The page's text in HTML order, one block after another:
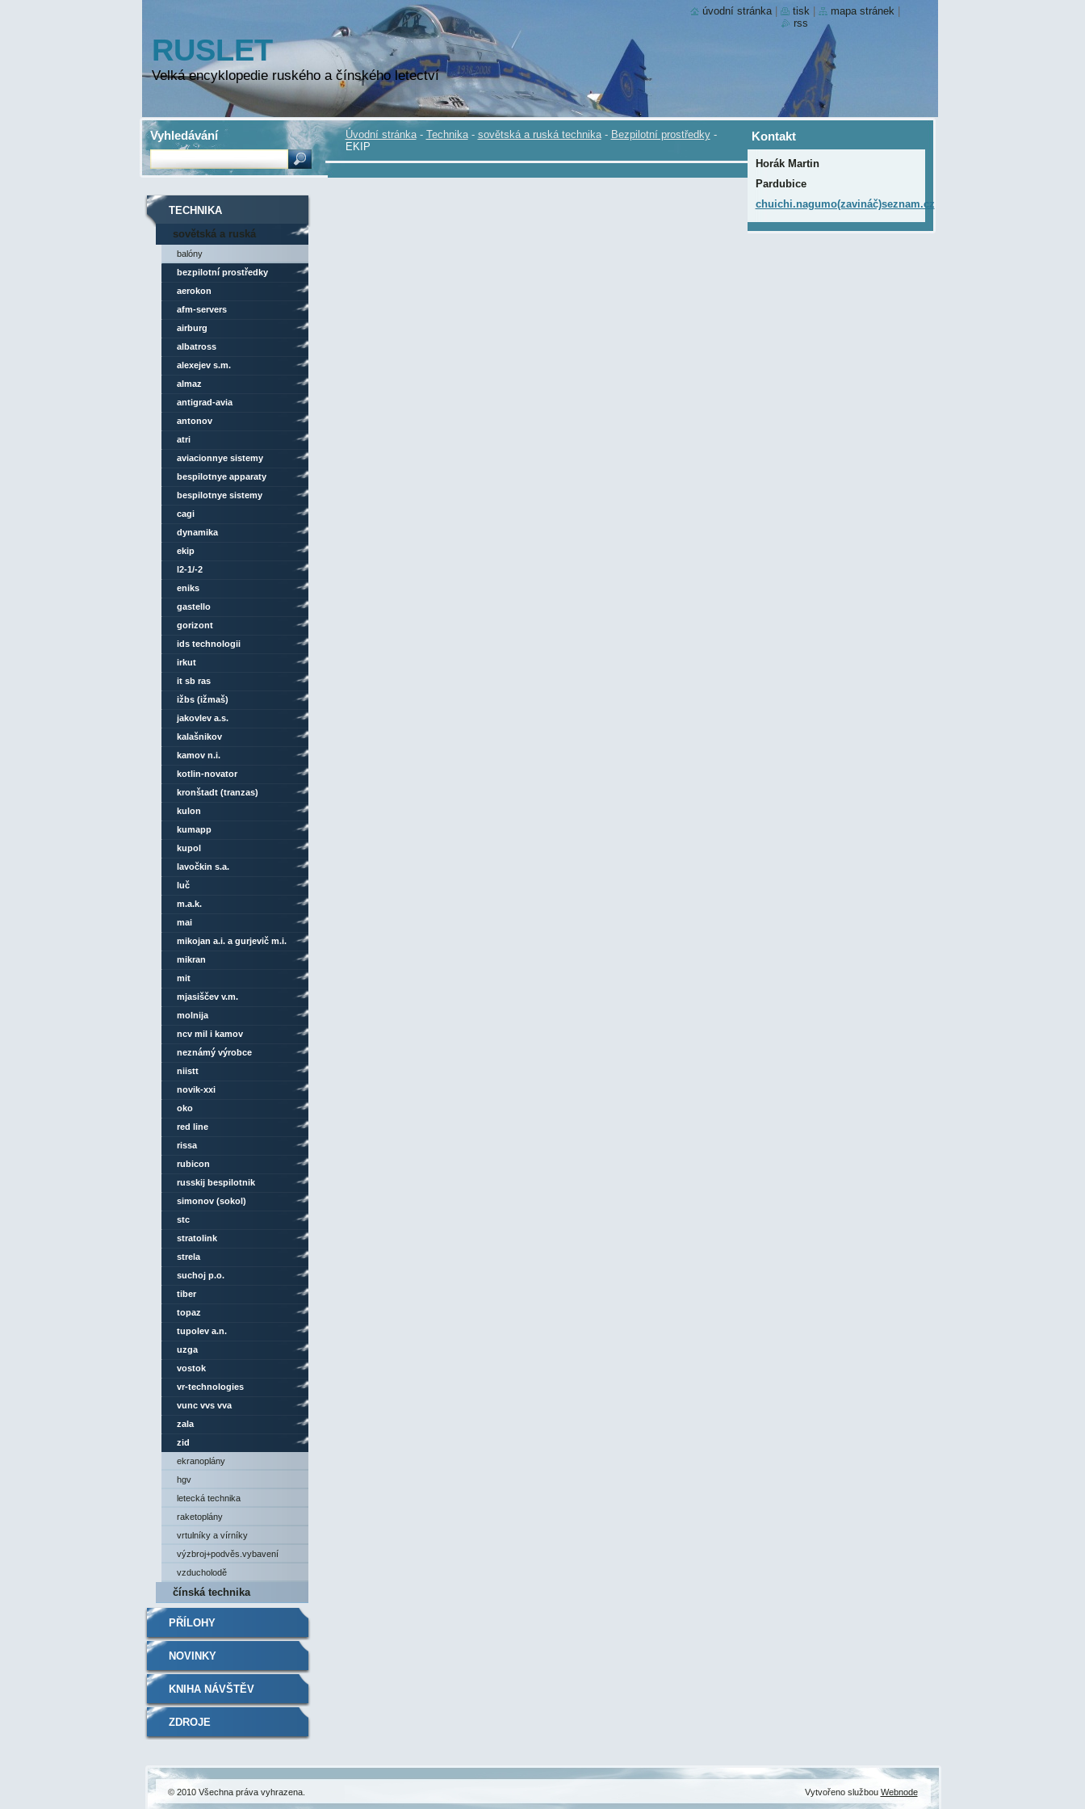
RUSLET
Velká encyklopedie ruského a čínského letectví
Úvodní stránka - Technika - sovětská a ruská technika - Bezpilotní prostředky -
EKIP
TECHNIKA
sovětská a ruská
technika
balóny
bezpilotní prostředky
aerokon
afm-servers
airburg
albatross
alexejev s.m.
almaz
antigrad-avia
antonov
atri
aviacionnye sistemy
bespilotnye apparaty
bespilotnye sistemy
cagi
dynamika
ekip
l2-1/-2
eniks
gastello
gorizont
ids technologii
irkut
it sb ras
ižbs (ižmaš)
jakovlev a.s.
kalašnikov
kamov n.i.
kotlin-novator
kronštadt (tranzas)
kulon
kumapp
kupol
lavočkin s.a.
luč
m.a.k.
mai
mikojan a.i. a gurjevič m.i.
mikran
mit
mjasiščev v.m.
molnija
ncv mil i kamov
neznámý výrobce
niistt
novik-xxi
oko
red line
rissa
rubicon
russkij bespilotnik
simonov (sokol)
stc
stratolink
strela
suchoj p.o.
tiber
topaz
tupolev a.n.
uzga
vostok
vr-technologies
vunc vvs vva
zala
zid
ekranoplány
hgv
letecká technika
raketoplány
vrtulníky a vírníky
výzbroj+podvěs.vybavení
vzducholodě
čínská technika
PŘÍLOHY
NOVINKY
KNIHA NÁVŠTĚV
ZDROJE
Kontakt
Horák Martin
Pardubice
chuichi.nagumo(zavináč)seznam.cz
Vyhledávání
úvodní stránka tisk mapa stránek
rss
© 2010 Všechna práva vyhrazena. Vytvořeno službou Webnode